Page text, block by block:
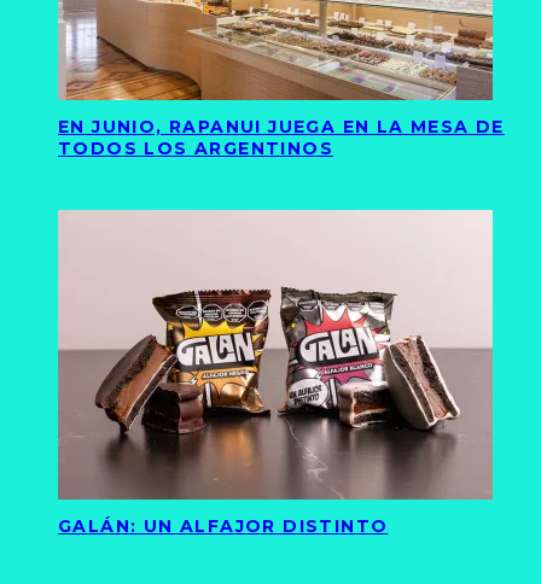
EN JUNIO, RAPANUI JUEGA EN LA MESA DE
TODOS LOS ARGENTINOS
GALÁN: UN ALFAJOR DISTINTO